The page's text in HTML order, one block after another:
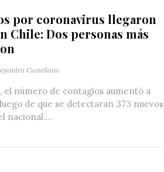
por coronavirus llegaron
Chile: Dos personas más
Castellano
el número de contagios aumentó a
de que se detectaran 373 nuevos
nacional....